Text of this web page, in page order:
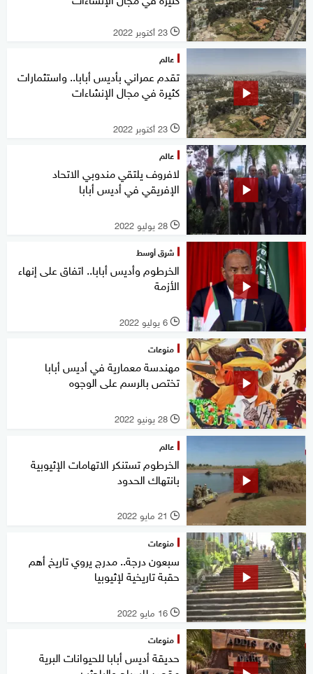
l 23 أكتوبر 2022
عالم
تقدم عمراني بأديس أبابا.. واستثمارات
كثيرة في مجال الإنشاءات
l 23 أكتوبر 2022
عالم
لافروف يلتقي مندوبي الاتحاد
الإفريقي في أديس أبابا
l 28 يوليو 2022
شرق أوسط
الخرطوم وأديس أبابا.. اتفاق على إنهاء
الأزمة
l 6 يوليو 2022
منوعات
مهندسة معمارية في أديس أبابا
تختص بالرسم على الوجوه
l 28 يونيو 2022
عالم
الخرطوم تستنكر الاتهامات الإثيوبية
بانتهاك الحدود
l 21 مايو 2022
منوعات
سبعون درجة.. مدرج يروي تاريخ أهم
حقبة تاريخية لإثيوبيا
l 16 مايو 2022
منوعات
حديقة أديس أبابا للحيوانات البرية